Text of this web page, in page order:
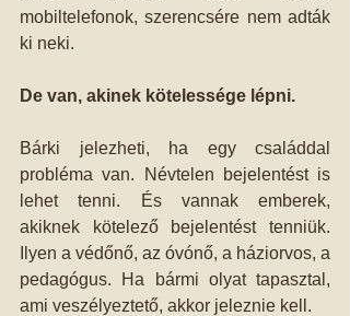
mobiltelefonok, szerencsére nem adták
ki neki.
De van, akinek kötelessége lépni.
Bárki jelezheti, ha egy családdal
probléma van. Névtelen bejelentést is
lehet tenni. És vannak emberek,
akiknek kötelező bejelentést tenniük.
Ilyen a védőnő, az óvónő, a háziorvos, a
pedagógus. Ha bármi olyat tapasztal,
ami veszélyeztető, akkor jeleznie kell.